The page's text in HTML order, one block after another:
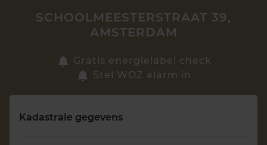
Vragen? Neem contact met ons op
088 220 4200
SCHOOLMEESTERSTRAAT 39,
AMSTERDAM
Gratis energielabel check
Stel WOZ alarm in
Kadastrale gegevens